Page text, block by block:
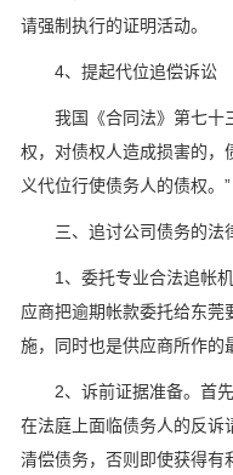
请强制执行的证明活动。
4、提起代位追偿诉讼
我国《合同法》第七十三
权，对债权人造成损害的，
义代位行使债务人的债权。”
三、追讨公司债务的法
1、委托专业合法追帐机
应商把逾期帐款委托给东莞
施，同时也是供应商所作的
2、诉前证据准备。首先
在法庭上面临债务人的反诉
清偿债务，否则即使获得有